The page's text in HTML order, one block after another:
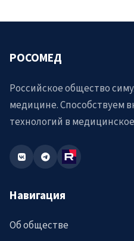
РОСОМЕД
Российское общество
медицине. Способствуем
технологий в
Навигация
Об обществе